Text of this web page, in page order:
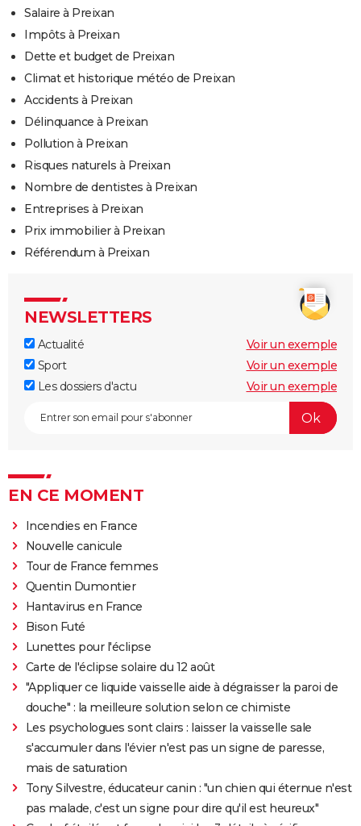
Salaire à Preixan
Impôts à Preixan
Dette et budget de Preixan
Climat et historique météo de Preixan
Accidents à Preixan
Délinquance à Preixan
Pollution à Preixan
Risques naturels à Preixan
Nombre de dentistes à Preixan
Entreprises à Preixan
Prix immobilier à Preixan
Référendum à Preixan
NEWSLETTERS
Actualité
Voir un exemple
Sport
Voir un exemple
Les dossiers d'actu
Voir un exemple
EN CE MOMENT
Incendies en France
Nouvelle canicule
Tour de France femmes
Quentin Dumontier
Hantavirus en France
Bison Futé
Lunettes pour l'éclipse
Carte de l'éclipse solaire du 12 août
"Appliquer ce liquide vaisselle aide à dégraisser la paroi de
douche" : la meilleure solution selon ce chimiste
Les psychologues sont clairs : laisser la vaisselle sale
s'accumuler dans l'évier n'est pas un signe de paresse,
mais de saturation
Tony Silvestre, éducateur canin : "un chien qui éternue n'est
pas malade, c'est un signe pour dire qu'il est heureux"